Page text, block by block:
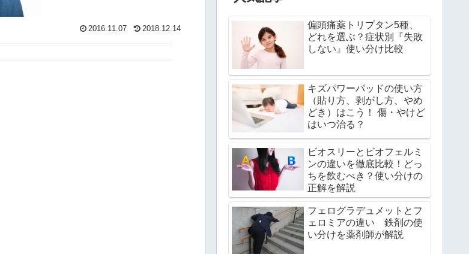
2016.11.07 2018.12.14
偏頭痛薬トリプタン5種、
どれを選ぶ？症状別『失敗
しない』使い分け比較
キズパワーパッドの使い方
（貼り方、剥がし方、やめ
どき）はこう！ 傷・やけど
はいつ治る？
ビオスリーとビオフェルミ
ンの違いを徹底比較！どっ
ちを飲むべき？使い分けの
正解を解説
フェログラデュメットとフ
ェロミアの違い 鉄剤の使
い分けを薬剤師が解説